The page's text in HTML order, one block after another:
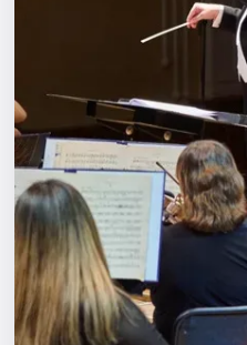
Артисты
Рейтинги